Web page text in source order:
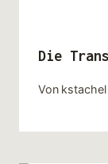
Die
Von kstachel